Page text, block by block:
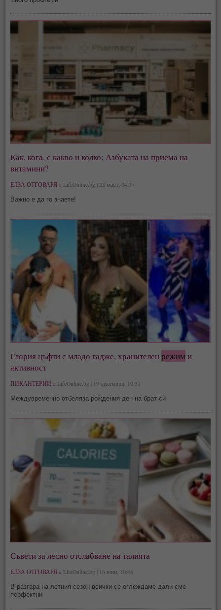
Как, кога, с какво и колко: Азбуката на приема на
витамини?
ЕЛЗА ОТГОВАРЯ » LifeOnline.bg | 23 март, 04:37
Важно е да го знаете!
Глория цъфти с младо гадже, хранителен режим и
активност
ПИКАНТЕРИИ » LifeOnline.bg | 19 декември, 10:31
Междувременно отбеляза рождения ден на брат си
Съвети за лесно отслабване на талията
ЕЛЗА ОТГОВАРЯ » LifeOnline.bg | 16 юни, 10:46
В разгара на летния сезон всички се оглеждаме дали сме
перфектни